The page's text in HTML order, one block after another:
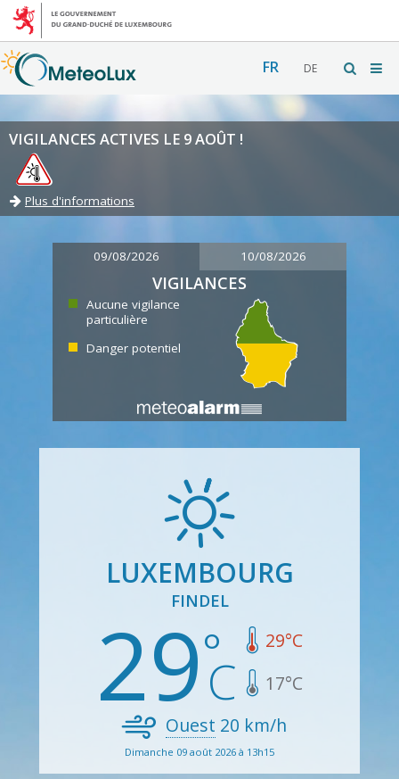
FR DE
VIGILANCES ACTIVES LE 9 AOÛT !
Plus d'informations
09/08/2026 10/08/2026
VIGILANCES
Aucune vigilance
particulière
Danger potentiel
LUXEMBOURG
FINDEL
29 29°C
17°C
Ouest 20 km/h
Dimanche 09 août 2026 à 13h15